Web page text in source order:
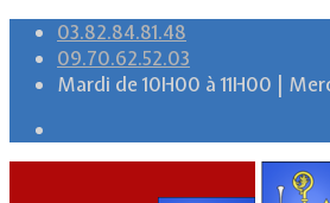
03.82.84.81.48
09.70.62.52.03
Mardi de 10H00 à 11H00 |